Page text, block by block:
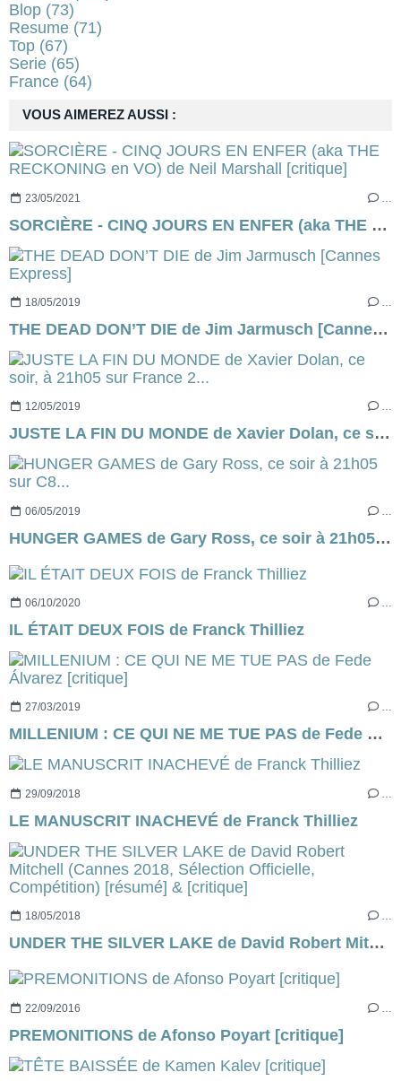
VOUS AIMEREZ AUSSI :
23/05/2021
SORCIÈRE - CINQ JOURS EN ENFER (aka THE RECKONING en VO) de Neil Marshall [critique]
18/05/2019 …
THE DEAD DON’T DIE de Jim Jarmusch [Cannes Express]
12/05/2019 …
JUSTE LA FIN DU MONDE de Xavier Dolan, ce soir, à 21h05 sur France 2...
06/05/2019
HUNGER GAMES de Gary Ross, ce soir à 21h05 sur C8...
06/10/2020 …
IL ÉTAIT DEUX FOIS de Franck Thilliez
27/03/2019 …
MILLENIUM : CE QUI NE ME TUE PAS de Fede Álvarez [critique]
29/09/2018
LE MANUSCRIT INACHEVÉ de Franck Thilliez
18/05/2018 …
UNDER THE SILVER LAKE de David Robert Mitchell (Cannes 2018, Sélection Officielle, Compétition) [résumé] & [critique]
22/09/2016
PREMONITIONS de Afonso Poyart [critique]
Blop (73)
Resume (71)
Top (67)
Serie (65)
France (64)